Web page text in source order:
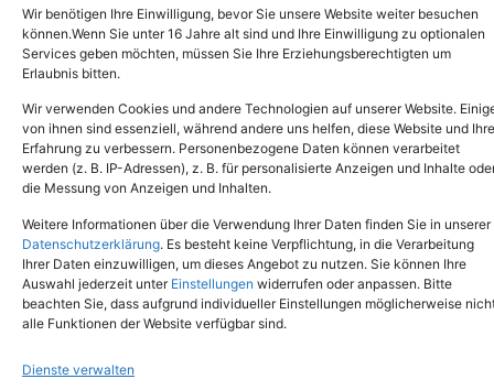
Wir benötigen Ihre Einwilligung, bevor Sie unsere Website weiter besuchen
können.Wenn Sie unter 16 Jahre alt sind und Ihre Einwilligung zu optionalen
Services geben möchten, müssen Sie Ihre Erziehungsberechtigten um
Erlaubnis bitten.
Wir verwenden Cookies und andere Technologien auf unserer Website.
von ihnen sind essenziell, während andere uns helfen, diese Website und Ihre
Erfahrung zu verbessern. Personenbezogene Daten können verarbeitet
werden (z. B. IP-Adressen), z. B. für personalisierte Anzeigen und Inhalte
die Messung von Anzeigen und Inhalten.
Weitere Informationen über die Verwendung Ihrer Daten finden Sie in unserer
Datenschutzerklärung. Es besteht keine Verpflichtung, in die Verarbeitung
Ihrer Daten einzuwilligen, um dieses Angebot zu nutzen. Sie können Ihre
Auswahl jederzeit unter Einstellungen widerrufen oder anpassen. Bitte
beachten Sie, dass aufgrund individueller Einstellungen möglicherweise
alle Funktionen der Website verfügbar sind.
Dienste verwalten
Copyright © 2024. Alle Rechte vorbehalten.
Tel.: (02651) - 77438info@tierheim-mayen.de
In der Pluns 1, 56727 Mayen